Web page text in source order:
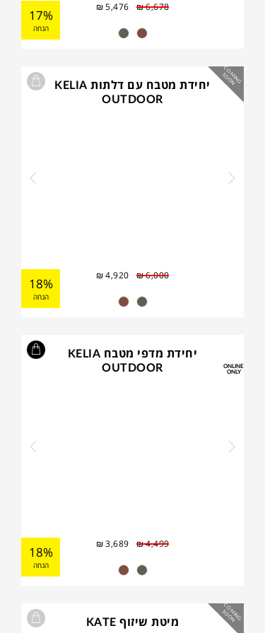
₪6,678
₪5,476
17%
הנחה
C
O
M
IN
G
S
O
O
N
יחידת מטבח עם דלתות KELIA
OUTDOOR
₪6,000
₪4,920
18%
הנחה
ONLINE
ONLY
יחידת מדפי מטבח KELIA
OUTDOOR
₪4,499
₪3,689
18%
הנחה
C
O
M
IN
G
S
O
O
N מיטת שיזוף KATE